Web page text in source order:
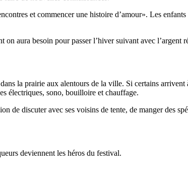
et commencer une histoire d’amour». Les
aura besoin pour passer l’hiver suivant avec l’argent
la prairie aux alentours de la ville. Si certains
électriques, sono, bouilloire et chauffage.
de discuter avec ses voisins de tente, de manger des
deviennent les héros du festival.